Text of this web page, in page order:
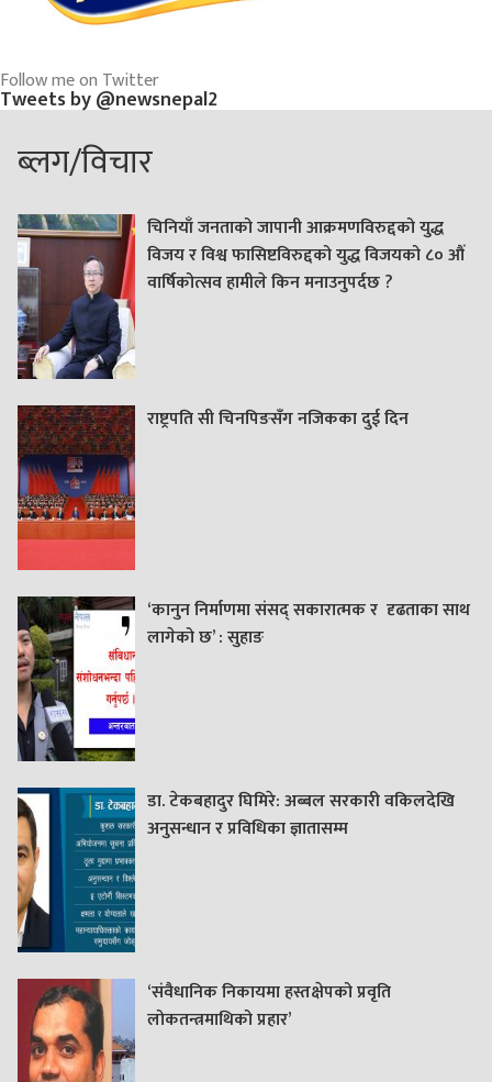
Follow me on Twitter
Tweets by @newsnepal2
ब्लग/विचार
चिनियाँ जनताको जापानी आक्रमणविरुद्दको युद्ध
विजय र विश्व फासिष्टविरुद्दको युद्ध विजयको ८० औं
वार्षिकोत्सव हामीले किन मनाउनुपर्दछ ?
राष्ट्रपति सी चिनपिङसँग नजिकका दुई दिन
‘कानुन निर्माणमा संसद् सकारात्मक र दृढताका साथ
लागेको छ’ : सुहाङ
डा. टेकबहादुर घिमिरे: अब्बल सरकारी वकिलदेखि
अनुसन्धान र प्रविधिका ज्ञातासम्म
‘संवैधानिक निकायमा हस्तक्षेपको प्रवृति
लोकतन्त्रमाथिको प्रहार’